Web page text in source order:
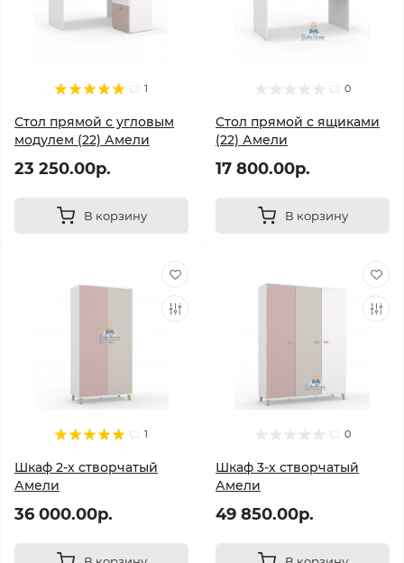
1
Стол прямой с угловым
модулем (22) Амели
23 250.00р.
В корзину
0
Стол прямой с ящиками
(22) Амели
17 800.00р.
В корзину
1
Шкаф 2-х створчатый
Амели
36 000.00р.
0
Шкаф 3-х створчатый
Амели
49 850.00р.